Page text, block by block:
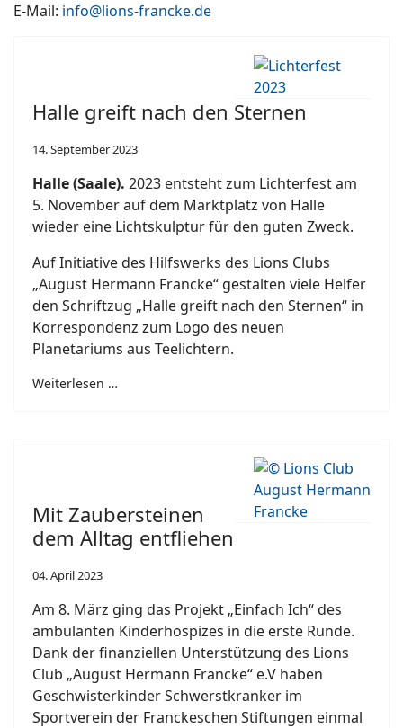
E-Mail: info@lions-francke.de
Halle greift nach den Sternen
14. September 2023
Halle (Saale). 2023 entsteht zum Lichterfest am
5. November auf dem Marktplatz von Halle
wieder eine Lichtskulptur für den guten Zweck.
Auf Initiative des Hilfswerks des Lions Clubs
„August Hermann Francke“ gestalten viele Helfer
den Schriftzug „Halle greift nach den Sternen“ in
Korrespondenz zum Logo des neuen
Planetariums aus Teelichtern.
Weiterlesen …
Mit Zaubersteinen
dem Alltag entfliehen
04. April 2023
Am 8. März ging das Projekt „Einfach Ich“ des
ambulanten Kinderhospizes in die erste Runde.
Dank der finanziellen Unterstützung des Lions
Club „August Hermann Francke“ e.V haben
Geschwisterkinder Schwerstkranker im
Sportverein der Franckeschen Stiftungen einmal